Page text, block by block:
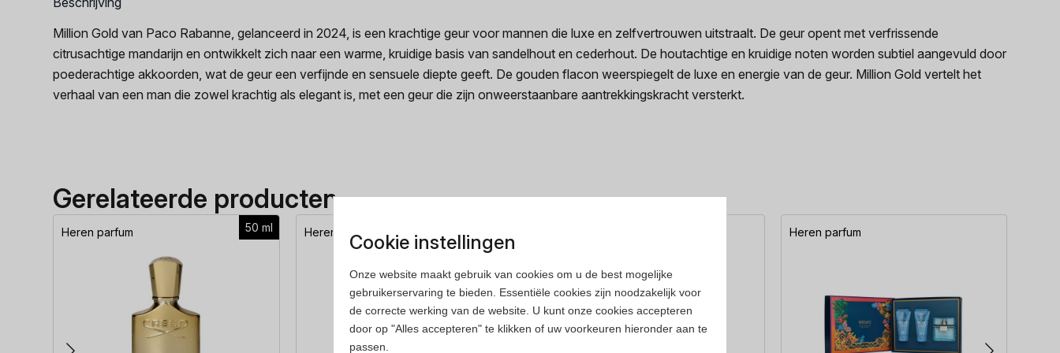
Million Gold van Paco Rabanne, gelanceerd in 2024, is een krachtige geur voor mannen die luxe en zelfvertrouwen uitstraalt. De geur opent met verfrissende
citrusachtige mandarijn en ontwikkelt zich naar een warme, kruidige basis van sandelhout en cederhout. De houtachtige en kruidige noten worden subtiel aangevuld door
poederachtige akkoorden, wat de geur een verfijnde en sensuele diepte geeft. De gouden flacon weerspiegelt de luxe en energie van de geur. Million Gold vertelt het
verhaal van een man die zowel krachtig als elegant is, met een geur die zijn onweerstaanbare aantrekkingskracht versterkt.
Gerelateerde producten
50 ml
Heren parfum Heren parfum Heren parfum
Cookie instellingen
Onze website maakt gebruik van cookies om u de best mogelijke
gebruikerservaring te bieden. Essentiële cookies zijn noodzakelijk voor
de correcte werking van de website. U kunt onze cookies accepteren
door op "Alles accepteren" te klikken of uw voorkeuren hieronder aan te
passen.